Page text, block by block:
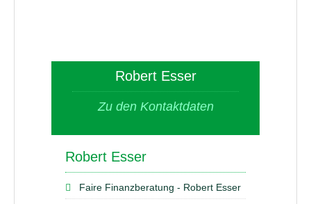
Robert Esser
Zu den Kontaktdaten
Robert Esser
Faire Finanzberatung - Robert Esser